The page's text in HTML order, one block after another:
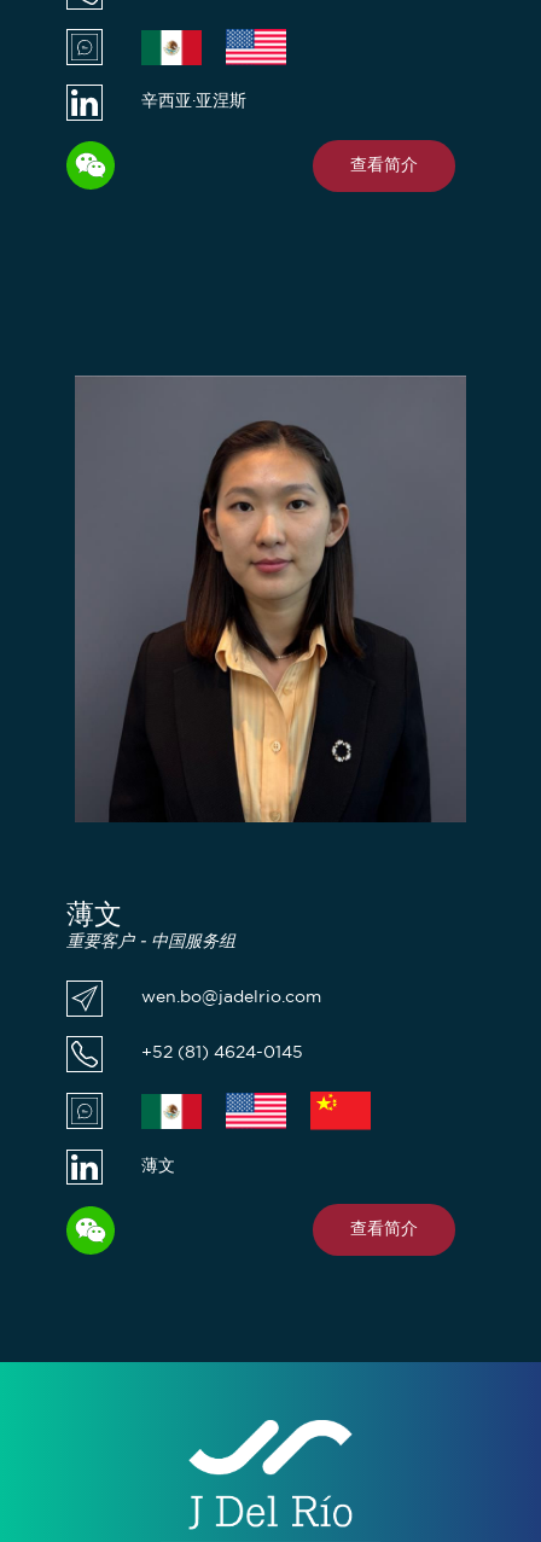
辛西亚·亚涅斯
查看简介
薄文
重要客户 - 中国服务组
wen.bo@jadelrio.com
+52 (81) 4624-0145
薄文
查看简介